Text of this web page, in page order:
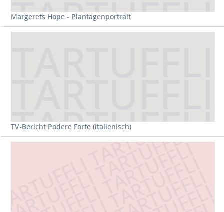
Margerets Hope - Plantagenportrait
TV-Bericht Podere Forte (italienisch)